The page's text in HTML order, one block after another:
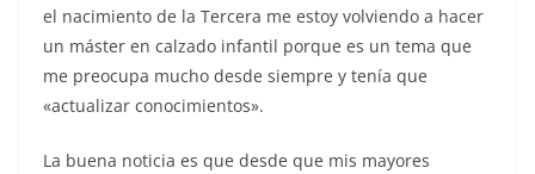
el nacimiento de la Tercera me estoy volviendo a hacer
un máster en calzado infantil porque es un tema que
me preocupa mucho desde siempre y tenía que
«actualizar conocimientos».
La buena noticia es que desde que mis mayores